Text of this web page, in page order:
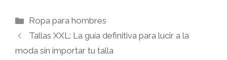
Categorías
Ropa para hombres
Tallas XXL: La guía definitiva para lucir a la
moda sin importar tu talla